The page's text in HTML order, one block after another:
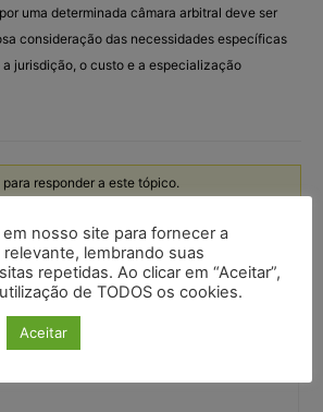
uma determinada câmara arbitral deve ser
consideração das necessidades específicas
jurisdição, o custo e a especialização
responder a este tópico.
nosso site para fornecer a
lembrando suas
repetidas. Ao clicar em “Aceitar”,
de TODOS os cookies.
Aceitar